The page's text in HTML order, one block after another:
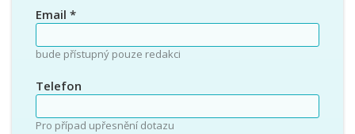
Email *
bude přístupný pouze redakci
Telefon
Pro případ upřesnění dotazu